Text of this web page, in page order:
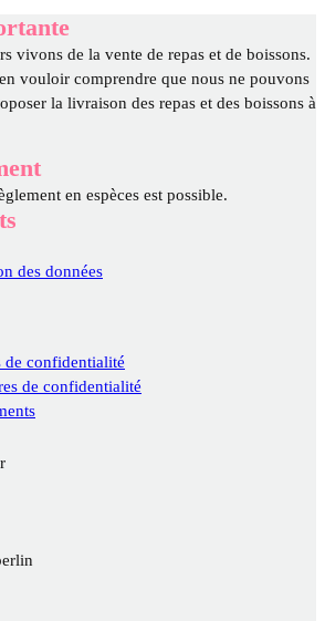
vivons de la vente de repas et de boissons.
vouloir comprendre que nous ne pouvons
la livraison des repas et des boissons à
en espèces est possible.
des données
de confidentialité
de confidentialité